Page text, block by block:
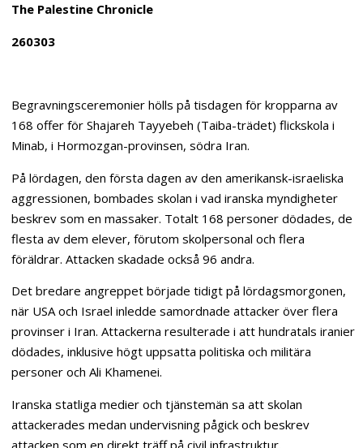
The Palestine Chronicle
260303
Begravningsceremonier hölls på tisdagen för kropparna av
168 offer för Shajareh Tayyebeh (Taiba-trädet) flickskola i
Minab, i Hormozgan-provinsen, södra Iran.
På lördagen, den första dagen av den amerikansk-israeliska
aggressionen, bombades skolan i vad iranska myndigheter
beskrev som en massaker. Totalt 168 personer dödades, de
flesta av dem elever, förutom skolpersonal och flera
föräldrar. Attacken skadade också 96 andra.
Det bredare angreppet började tidigt på lördagsmorgonen,
när USA och Israel inledde samordnade attacker över flera
provinser i Iran. Attackerna resulterade i att hundratals iranier
dödades, inklusive högt uppsatta politiska och militära
personer och Ali Khamenei.
Iranska statliga medier och tjänstemän sa att skolan
attackerades medan undervisning pågick och beskrev
attacken som en direkt träff på civil infrastruktur.